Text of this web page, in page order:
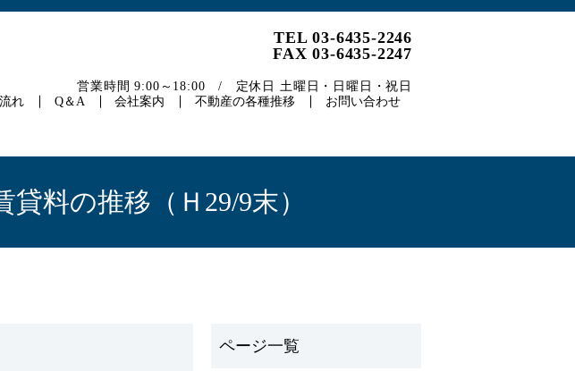
れ Q＆A 会社案内 不動産の各種推移 お問い合わせ
TEL 03-6435-2246
FAX 03-6435-2247
営業時間 9:00～18:00 / 定休日 土曜日・日曜日・祝日
料の推移（Ｈ29/9末）